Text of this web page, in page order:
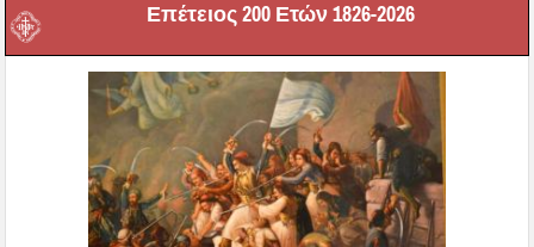
Επέτειος 200 Ετών 1826-2026